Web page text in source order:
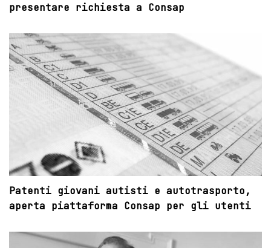
presentare richiesta a Consap
Patenti giovani autisti e autotrasporto,
aperta piattaforma Consap per gli utenti